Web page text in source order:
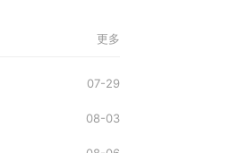
更多
07-29
08-03